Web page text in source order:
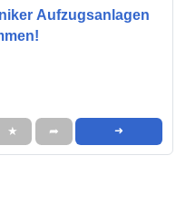
Aufzugsanlagen
★ ➦ ➜